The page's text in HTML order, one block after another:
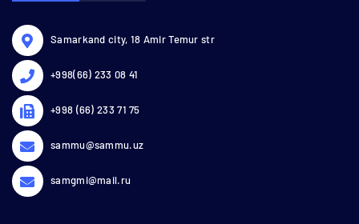
Samarkand city, 18 Amir Temur str
+998(66) 233 08 41
+998 (66) 233 71 75
sammu@sammu.uz
samgmi@mail.ru